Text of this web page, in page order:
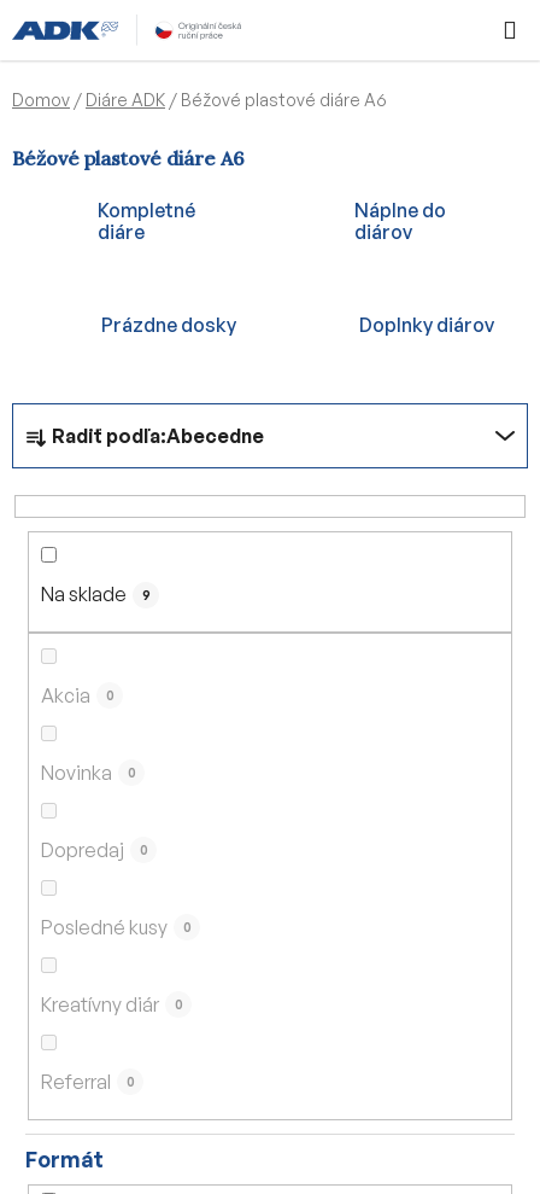
na
obsah
KOŠÍK
Domov / Diáre ADK / Béžové plastové diáre A6
Béžové plastové diáre A6
Kompletné
diáre
Náplne do
diárov
Prázdne dosky Doplnky diárov
R
d
e
n
Radiť podľa:Abecedne
Na sklade 9
Akcia 0
Novinka 0
Dopredaj 0
Posledné kusy 0
Kreatívny diár 0
Referral 0
Formát